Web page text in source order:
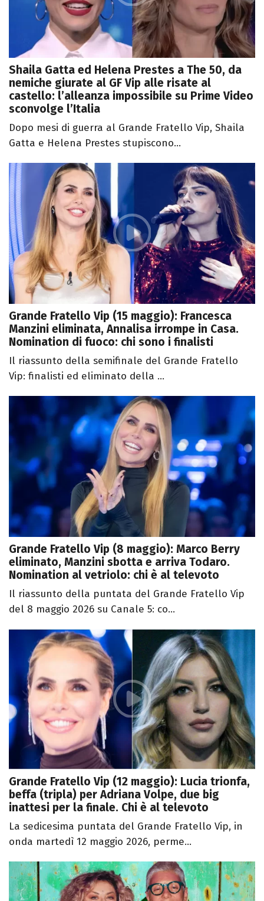
Shaila Gatta ed Helena Prestes a The 50, da
nemiche giurate al GF Vip alle risate al
castello: l’alleanza impossibile su Prime Video
sconvolge l’Italia
Dopo mesi di guerra al Grande Fratello Vip, Shaila
Gatta e Helena Prestes stupiscono...
Grande Fratello Vip (15 maggio): Francesca
Manzini eliminata, Annalisa irrompe in Casa.
Nomination di fuoco: chi sono i finalisti
Il riassunto della semifinale del Grande Fratello
Vip: finalisti ed eliminato della ...
Grande Fratello Vip (8 maggio): Marco Berry
eliminato, Manzini sbotta e arriva Todaro.
Nomination al vetriolo: chi è al televoto
Il riassunto della puntata del Grande Fratello Vip
del 8 maggio 2026 su Canale 5: co...
Grande Fratello Vip (12 maggio): Lucia trionfa,
beffa (tripla) per Adriana Volpe, due big
inattesi per la finale. Chi è al televoto
La sedicesima puntata del Grande Fratello Vip, in
onda martedì 12 maggio 2026, perme...